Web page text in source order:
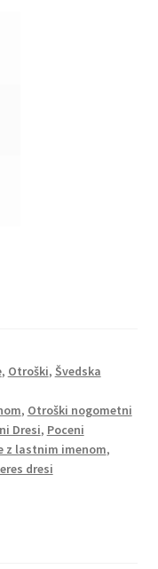
, Otroški, Švedska
, Otroški nogometni
Dresi, Poceni
z lastnim imenom,
dresi